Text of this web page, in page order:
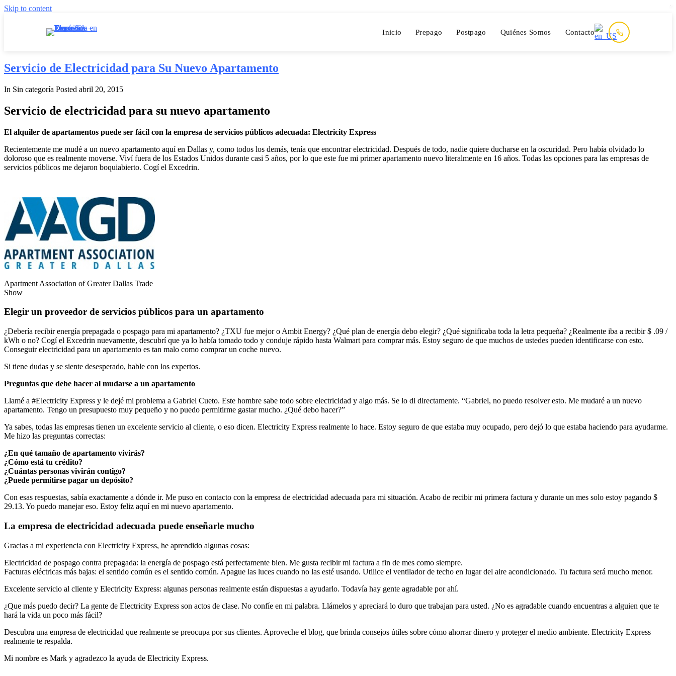
Skip to content
Inicio Prepago Postpago Quiénes Somos Contacto
Servicio de Electricidad para Su Nuevo Apartamento
In Sin categoría Posted abril 20, 2015
Servicio de electricidad para su nuevo apartamento
El alquiler de apartamentos puede ser fácil con la empresa de servicios públicos adecuada: Electricity Express
Recientemente me mudé a un nuevo apartamento aquí en Dallas y, como todos los demás, tenía que encontrar electricidad. Después de todo, nadie quiere ducharse en la oscuridad. Pero había olvidado lo
doloroso que es realmente moverse. Viví fuera de los Estados Unidos durante casi 5 años, por lo que este fue mi primer apartamento nuevo literalmente en 16 años. Todas las opciones para las empresas de
servicios públicos me dejaron boquiabierto. Cogí el Excedrin.
Apartment Association of Greater Dallas Trade
Show
Elegir un proveedor de servicios públicos para un apartamento
¿Debería recibir energía prepagada o pospago para mi apartamento? ¿TXU fue mejor o Ambit Energy? ¿Qué plan de energía debo elegir? ¿Qué significaba toda la letra pequeña? ¿Realmente iba a recibir $ .09 /
kWh o no? Cogí el Excedrin nuevamente, descubrí que ya lo había tomado todo y conduje rápido hasta Walmart para comprar más. Estoy seguro de que muchos de ustedes pueden identificarse con esto.
Conseguir electricidad para un apartamento es tan malo como comprar un coche nuevo.
Si tiene dudas y se siente desesperado, hable con los expertos.
Preguntas que debe hacer al mudarse a un apartamento
Llamé a #Electricity Express y le dejé mi problema a Gabriel Cueto. Este hombre sabe todo sobre electricidad y algo más. Se lo di directamente. “Gabriel, no puedo resolver esto. Me mudaré a un nuevo
apartamento. Tengo un presupuesto muy pequeño y no puedo permitirme gastar mucho. ¿Qué debo hacer?”
Ya sabes, todas las empresas tienen un excelente servicio al cliente, o eso dicen. Electricity Express realmente lo hace. Estoy seguro de que estaba muy ocupado, pero dejó lo que estaba haciendo para ayudarme.
Me hizo las preguntas correctas:
¿En qué tamaño de apartamento vivirás?
¿Cómo está tu crédito?
¿Cuántas personas vivirán contigo?
¿Puede permitirse pagar un depósito?
Con esas respuestas, sabía exactamente a dónde ir. Me puso en contacto con la empresa de electricidad adecuada para mi situación. Acabo de recibir mi primera factura y durante un mes solo estoy pagando $
29.13. Yo puedo manejar eso. Estoy feliz aquí en mi nuevo apartamento.
La empresa de electricidad adecuada puede enseñarle mucho
Gracias a mi experiencia con Electricity Express, he aprendido algunas cosas:
Electricidad de pospago contra prepagada: la energía de pospago está perfectamente bien. Me gusta recibir mi factura a fin de mes como siempre.
Facturas eléctricas más bajas: el sentido común es el sentido común. Apague las luces cuando no las esté usando. Utilice el ventilador de techo en lugar del aire acondicionado. Tu factura será mucho menor.
Excelente servicio al cliente y Electricity Express: algunas personas realmente están dispuestas a ayudarlo. Todavía hay gente agradable por ahí.
¿Que más puedo decir? La gente de Electricity Express son actos de clase. No confíe en mi palabra. Llámelos y apreciará lo duro que trabajan para usted. ¿No es agradable cuando encuentras a alguien que te
hará la vida un poco más fácil?
Descubra una empresa de electricidad que realmente se preocupa por sus clientes. Aproveche el blog, que brinda consejos útiles sobre cómo ahorrar dinero y proteger el medio ambiente. Electricity Express
realmente te respalda.
Mi nombre es Mark y agradezco la ayuda de Electricity Express.